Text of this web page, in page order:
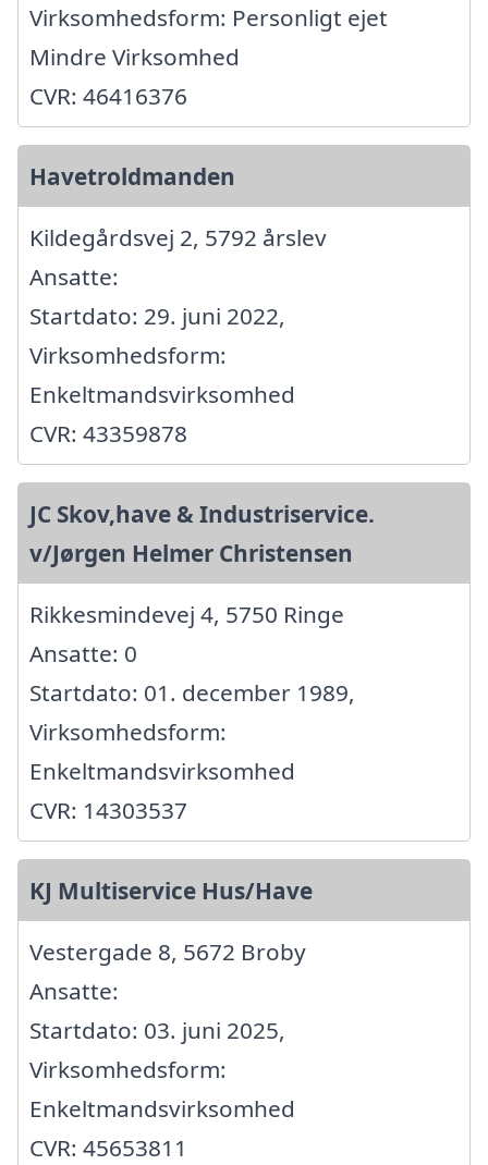
Virksomhedsform: Personligt ejet
Mindre Virksomhed
CVR: 46416376
Havetroldmanden
Kildegårdsvej 2, 5792 årslev
Ansatte:
Startdato: 29. juni 2022,
Virksomhedsform:
Enkeltmandsvirksomhed
CVR: 43359878
JC Skov,have & Industriservice.
v/Jørgen Helmer Christensen
Rikkesmindevej 4, 5750 Ringe
Ansatte: 0
Startdato: 01. december 1989,
Virksomhedsform:
Enkeltmandsvirksomhed
CVR: 14303537
KJ Multiservice Hus/Have
Vestergade 8, 5672 Broby
Ansatte:
Startdato: 03. juni 2025,
Virksomhedsform:
Enkeltmandsvirksomhed
CVR: 45653811